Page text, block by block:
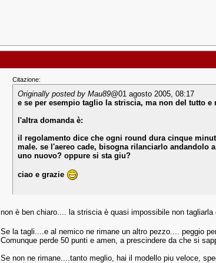
Citazione:
Originally posted by Mau89@01 agosto 2005, 08:17
e se per esempio taglio la striscia, ma non del tutto e
l'altra domanda è:
il regolamento dice che ogni round dura cinque
male. se l'aereo cade, bisogna rilanciarlo andandolo
uno nuovo? oppure si sta giu?
ciao e grazie
non è ben chiaro.... la striscia è quasi impossibile non tagliarla
Se la tagli....e al nemico ne rimane un altro pezzo.... peggio
Comunque perde 50 punti e amen, a prescindere da che si
Se non ne rimane....tanto meglio, hai il modello piu veloce,